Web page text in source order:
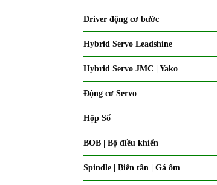
Driver động cơ bước
Hybrid Servo Leadshine
Hybrid Servo JMC | Yako
Động cơ Servo
Hộp Số
BOB | Bộ điều khiển
Spindle | Biến tần | Gá ôm